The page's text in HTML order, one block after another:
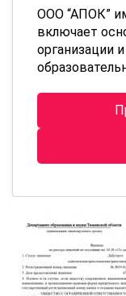
ООО “АПОК”
включает
организации